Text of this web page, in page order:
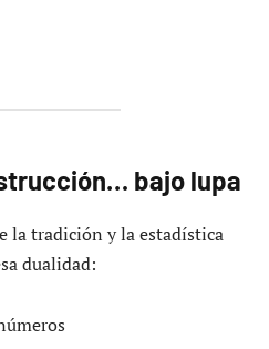
bajo lupa
la tradición y la estadística
dualidad: